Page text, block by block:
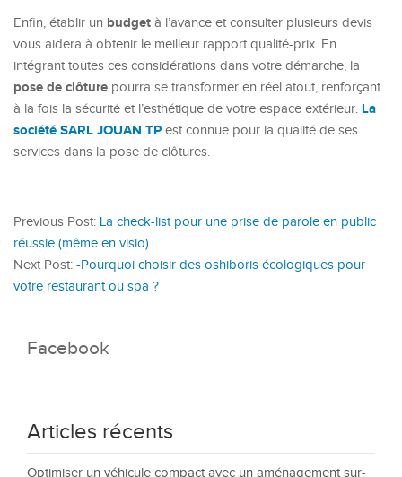
Enfin, établir un budget à l’avance et consulter plusieurs devis
vous aidera à obtenir le meilleur rapport qualité-prix. En
intégrant toutes ces considérations dans votre démarche, la
pose de clôture pourra se transformer en réel atout, renforçant
à la fois la sécurité et l’esthétique de votre espace extérieur. La
société SARL JOUAN TP est connue pour la qualité de ses
services dans la pose de clôtures.
Previous Post: La check-list pour une prise de parole en public
réussie (même en visio)
Next Post: -Pourquoi choisir des oshiboris écologiques pour
votre restaurant ou spa ?
Facebook
Articles récents
Optimiser un véhicule compact avec un aménagement sur-